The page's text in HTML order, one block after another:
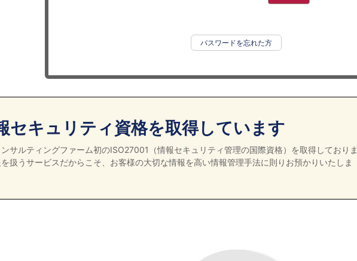
パスワードを忘れた方
セキュリティ資格を取得しています
サルティングファーム初のISO27001（情報セキュリティ管理の国際資格）を取得しておりま
扱うサービスだからこそ、お客様の大切な情報を高い情報管理手法に則りお預かりいたしま